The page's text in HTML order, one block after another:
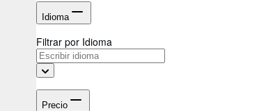
Idioma
Filtrar por Idioma
Precio